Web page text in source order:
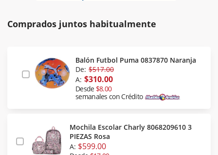
Comprados juntos habitualmente
Balón Futbol Puma 0837870 Naranja
De: $517.00
A: $310.00
Desde $8.00
semanales con Crédito
Mochila Escolar Charly 8068209610 3
PIEZAS Rosa
A: $599.00